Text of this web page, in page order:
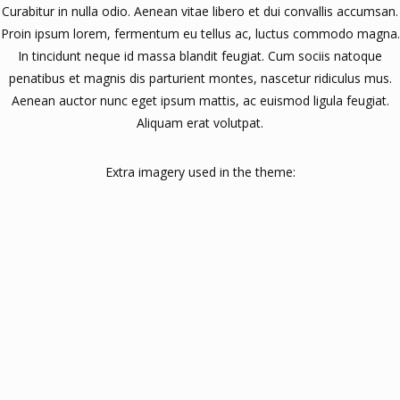
Curabitur in nulla odio. Aenean vitae libero et dui convallis accumsan.
Proin ipsum lorem, fermentum eu tellus ac, luctus commodo magna.
In tincidunt neque id massa blandit feugiat. Cum sociis natoque
penatibus et magnis dis parturient montes, nascetur ridiculus mus.
Aenean auctor nunc eget ipsum mattis, ac euismod ligula feugiat.
Aliquam erat volutpat.
Extra imagery used in the theme: